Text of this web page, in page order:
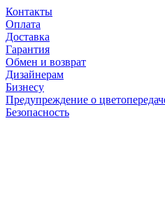
Контакты
Оплата
Доставка
Гарантия
Обмен и возврат
Дизайнерам
Бизнесу
Предупреждение о
Безопасность